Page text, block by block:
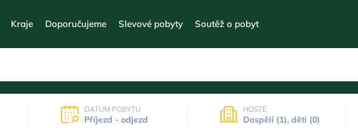
Kraje Doporučujeme Slevové pobyty Soutěž o pobyt
DATUM POBYTU
Příjezd - odjezd
HOSTÉ
Dospělí (1), děti (0)